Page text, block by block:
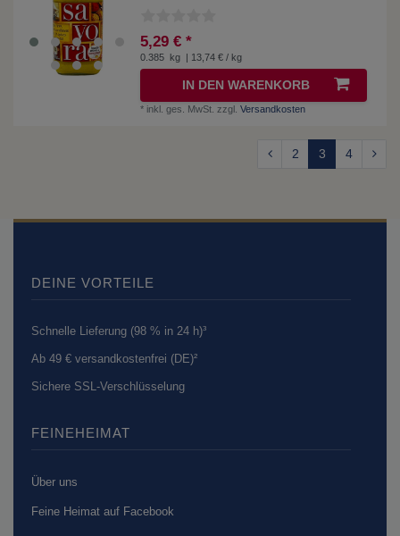
5,29 € *
0.385 kg | 13,74 € / kg
IN DEN WARENKORB
* inkl. ges. MwSt. zzgl.Versandkosten
2 3 4
DEINE VORTEILE
Schnelle Lieferung (98 % in 24 h)³
Ab 49 € versandkostenfrei (DE)²
Sichere SSL-Verschlüsselung
FEINEHEIMAT
Über uns
Feine Heimat auf Facebook